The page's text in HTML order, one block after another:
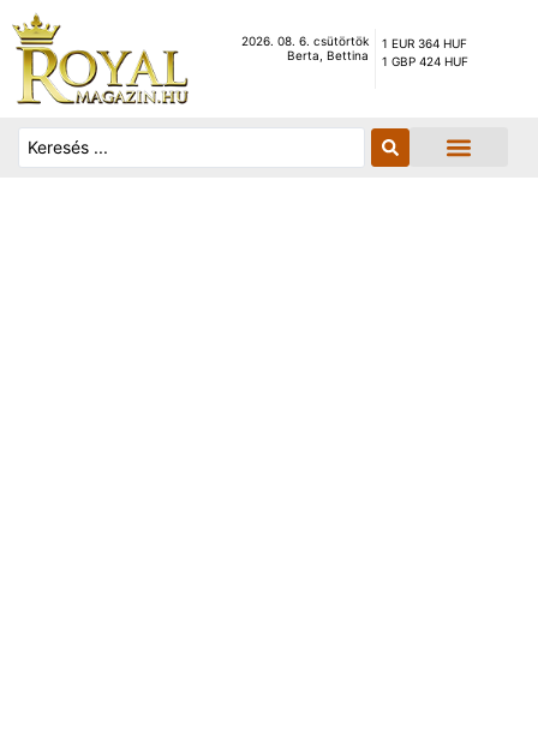
2026. 08. 6. csütörtök
Berta, Bettina
1 EUR 364 HUF
1 GBP 424 HUF